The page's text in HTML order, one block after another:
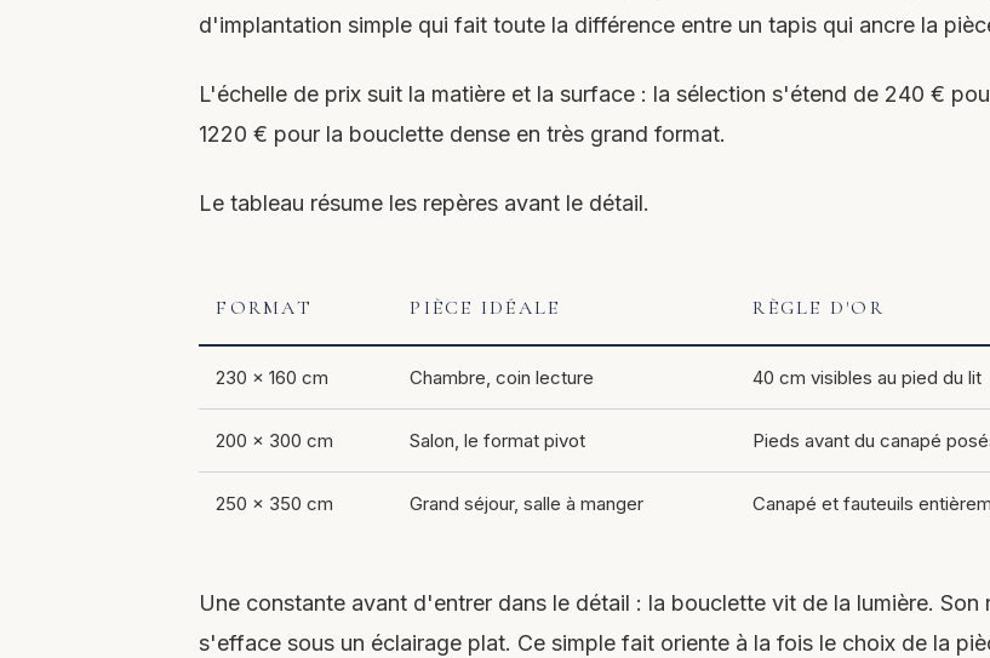
d'implantation simple qui fait toute la différence entre un tapis qui ancre la
L'échelle de prix suit la matière et la surface : la sélection s'étend de 240 €
1220 € pour la bouclette dense en très grand format.
Le tableau résume les repères avant le détail.
FORMAT PIÈCE IDÉALE RÈGLE D'OR
230 × 160 cm Chambre, coin lecture 40 cm visibles au pied du lit
200 × 300 cm Salon, le format pivot Pieds avant du canapé
250 × 350 cm Grand séjour, salle à manger Canapé et fauteuils
Une constante avant d'entrer dans le détail : la bouclette vit de la lumière.
s'efface sous un éclairage plat. Ce simple fait oriente à la fois le choix de la